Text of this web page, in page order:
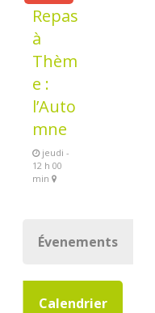
Repas
à
Thèm
e :
l’Auto
mne
jeudi -
12 h 00
min
Évenements
Calendrier